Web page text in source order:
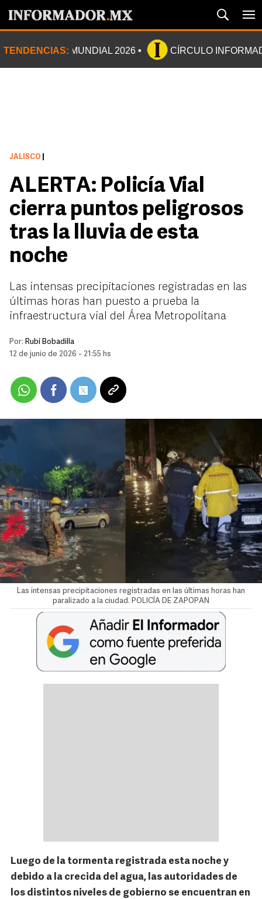
TENDENCIAS: MUNDIAL 2026 CÍRCULO
JALISCO
ALERTA: Policía Vial
cierra puntos peligrosos
tras la lluvia de esta
noche
Las intensas precipitaciones registradas en las
últimas horas han puesto a prueba la
infraestructura vial del Área Metropolitana
Por: Rubí Bobadilla
12 de junio de 2026 - 21:55 hs
Las intensas precipitaciones registradas en las últimas horas han
paralizado a la ciudad. POLICÍA DE ZAPOPAN
Luego de la tormenta registrada esta noche y
debido a la crecida del agua, las autoridades de
los distintos niveles de gobierno se encuentran en